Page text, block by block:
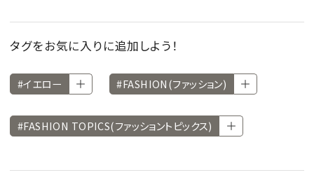
タグをお気に入りに追加しよう！
#イエロー #FASHION(ファッション)
#FASHION TOPICS(ファッショントピックス)